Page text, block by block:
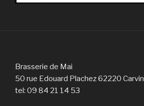
Brasserie de Mai
50 rue Edouard Plachez 62220 Carvin
tel: 09 84 21 14 53